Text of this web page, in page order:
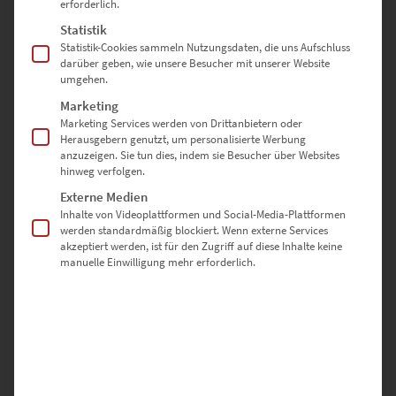
Bauten zur Stiftskirche führt. Spannend ist der Gedanke, dass
verschiedenste Menschen schon vor Jahrhunderten über diesen
Weg das Wahrzeichen von Herrenberg ansteuerten. Dort begegnen
dir das Rathaus und der Marktplatz, sobald du den Blick auf die
anderen Wandbilder schweifen lässt.
Falls du den Ort im Kreis Böblingen besucht hast, bist du sofort von
den Fotos begeistert. Der Funke springt aber auch über, wenn dir
die Leinwandbilder zum ersten Mal das Juwel an der Deutschen
Fachwerkstraße vorstellen. Denn eines ist klar: Die schwarz-weißen
Aufnahmen versprühen zeitlos faszinierende Gemütlichkeit im
modernen Zuhause. Dafür ist egal, wo sich die Wohnung befindet.
Altes und Modernes im Einklang
erforderlich.
Statistik
Statistik-Cookies sammeln Nutzungsdaten, die uns Aufschluss
darüber geben, wie unsere Besucher mit unserer Website
umgehen.
Marketing
Marketing Services werden von Drittanbietern oder
Herausgebern genutzt, um personalisierte Werbung
anzuzeigen. Sie tun dies, indem sie Besucher über Websites
hinweg verfolgen.
Externe Medien
Inhalte von Videoplattformen und Social-Media-Plattformen
werden standardmäßig blockiert. Wenn externe Services
akzeptiert werden, ist für den Zugriff auf diese Inhalte keine
manuelle Einwilligung mehr erforderlich.